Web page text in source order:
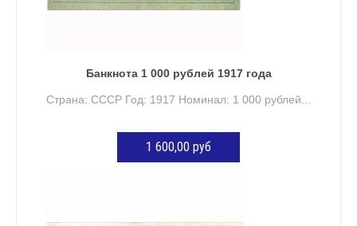
Банкнота 1 000 рублей 1917 года
Страна: СССР Год: 1917 Номинал: 1 000 рублей...
1 600,00 руб